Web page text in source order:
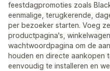
feestdagpromoties zoals
eenmalige, terugkerende,
per bezoeker starten. Voeg
productpagina's,
wachtwoordpagina om de
houden en directe aankopen
eenvoudig te installeren en